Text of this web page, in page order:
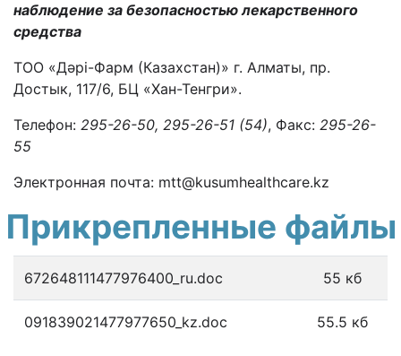
наблюдение за безопасностью лекарственного
средства
ТОО «Дәрі-Фарм (Казахстан)» г. Алматы, пр.
Достык, 117/6, БЦ «Хан-Тенгри».
Телефон: 295-26-50, 295-26-51 (54), Факс: 295-26-
55
Электронная почта: mtt@kusumhealthcare.kz
Прикрепленные файлы
672648111477976400_ru.doc 55 кб
091839021477977650_kz.doc 55.5 кб